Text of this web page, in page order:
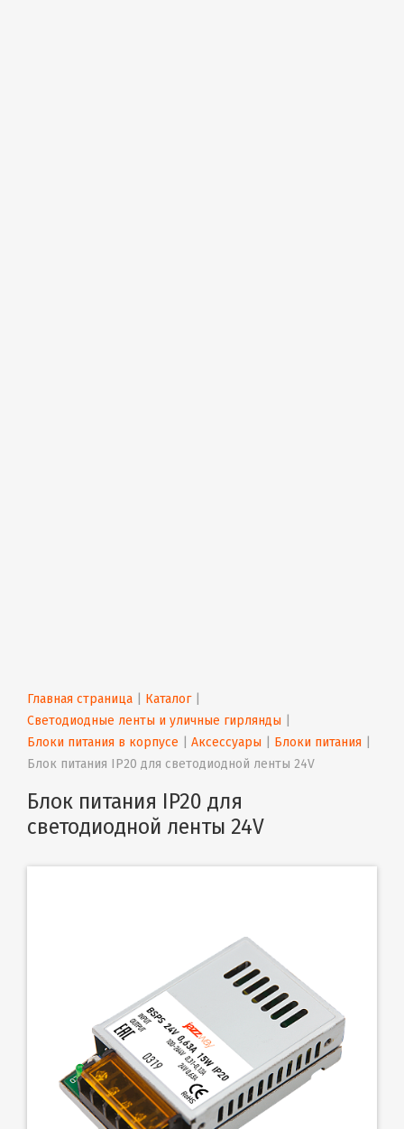
Главная страница Каталог |
Светодиодные ленты и уличные гирлянды
Блоки питания в корпусе
Аксессуары Блоки питания
Блок питания IP20 для светодиодной ленты 24V
Блок питания IP20 для
светодиодной ленты 24V